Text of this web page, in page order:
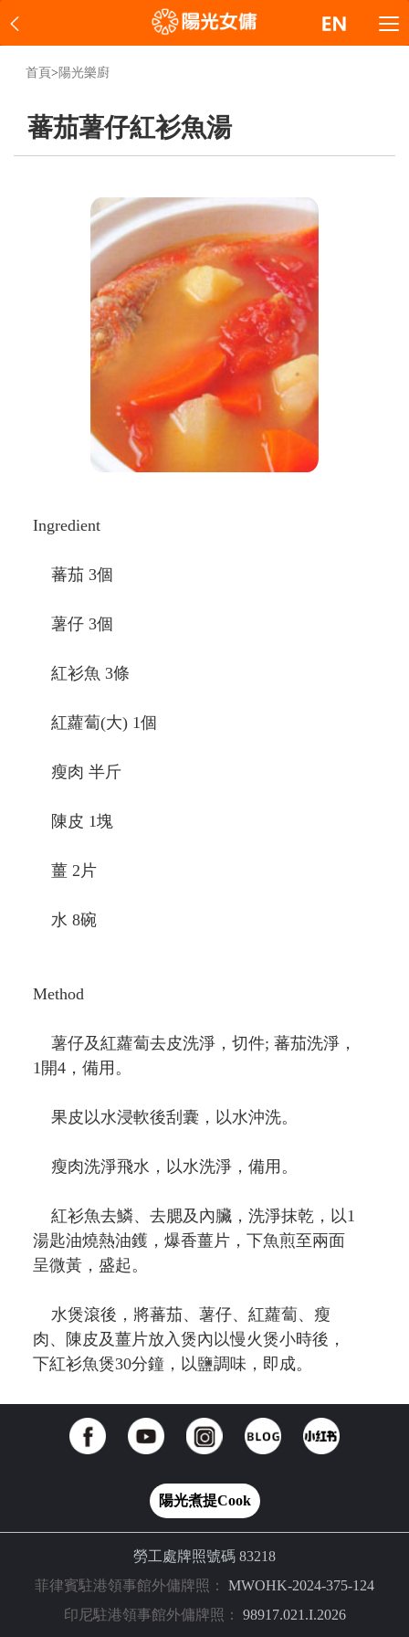
首頁> 陽光樂廚
蕃茄薯仔紅衫魚湯
Ingredient
蕃茄 3個
薯仔 3個
紅衫魚 3條
紅蘿蔔(大) 1個
瘦肉 半斤
陳皮 1塊
薑 2片
水 8碗
Method
薯仔及紅蘿蔔去皮洗淨，切件; 蕃茄洗淨，
1開4，備用。
果皮以水浸軟後刮囊，以水沖洗。
瘦肉洗淨飛水，以水洗淨，備用。
紅衫魚去鱗、去腮及內臟，洗淨抹乾，以1
湯匙油燒熱油鑊，爆香薑片，下魚煎至兩面
呈微黃，盛起。
水煲滾後，將蕃茄、薯仔、紅蘿蔔、瘦
肉、陳皮及薑片放入煲內以慢火煲小時後，
下紅衫魚煲30分鐘，以鹽調味，即成。
陽光煮提Cook
勞工處牌照號碼 83218
菲律賓駐港領事館外傭牌照： MWOHK-2024-375-124
印尼駐港領事館外傭牌照： 98917.021.I.2026